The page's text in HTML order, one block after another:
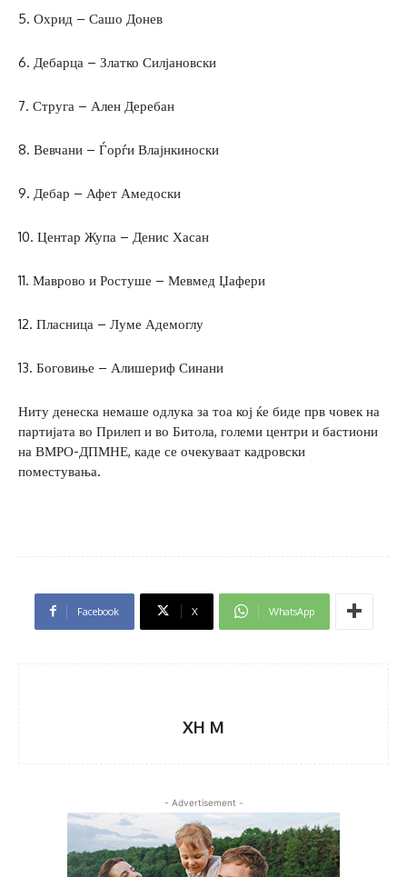
5. Охрид – Сашо Донев
6. Дебарца – Златко Силјановски
7. Струга – Ален Деребан
8. Вевчани – Ѓорѓи Влајнкиноски
9. Дебар – Афет Амедоски
10. Центар Жупа – Денис Хасан
11. Маврово и Ростуше – Мевмед Џафери
12. Пласница – Луме Адемоглу
13. Боговиње – Алишериф Синани
Ниту денеска немаше одлука за тоа кој ќе биде прв човек на
партијата во Прилеп и во Битола, големи центри и бастиони
на ВМРО-ДПМНЕ, каде се очекуваат кадровски
поместувања.
Facebook X WhatsApp
XH M
- Advertisement -